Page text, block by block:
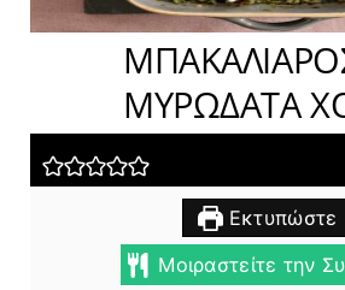
ΜΥΡΩΔΑΤΑ
Εκτυπώστε
Μοιραστείτε την